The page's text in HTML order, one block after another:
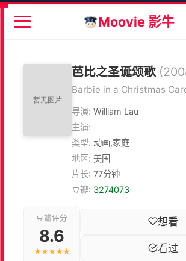
Moovie 影牛
芭比之圣诞颂歌
Barbie in a Christmas
导演: William Lau
主演:
类型: 动画,家庭
地区: 美国
片长: 77分钟
豆瓣: 3274073
豆瓣评分
8.6
★★★★★
想看
看过